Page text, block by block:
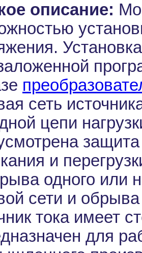
описание:
сеть
цепи
защита
и
одного или
сети и
тока имеет
для